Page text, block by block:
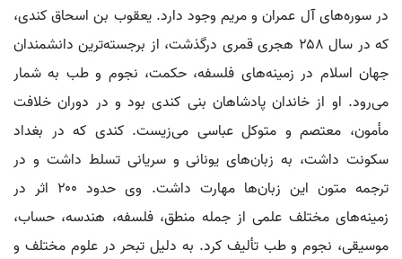
در سوره‌های آل عمران و مریم وجود دارد. یعقوب بن اسحاق کندی،
که در سال ۲۵۸ هجری قمری درگذشت، از برجسته‌ترین دانشمندان
جهان اسلام در زمینه‌های فلسفه، حکمت، نجوم و طب به شمار
می‌رود. او از خاندان پادشاهان بنی کندی بود و در دوران خلافت
مأمون، معتصم و متوکل عباسی می‌زیست. کندی که در بغداد
سکونت داشت، به زبان‌های یونانی و سریانی تسلط داشت و در
ترجمه متون این زبان‌ها مهارت داشت. وی حدود ۲۰۰ اثر در
زمینه‌های مختلف علمی از جمله منطق، فلسفه، هندسه، حساب،
موسیقی، نجوم و طب تألیف کرد. به دلیل تبحر در علوم مختلف و